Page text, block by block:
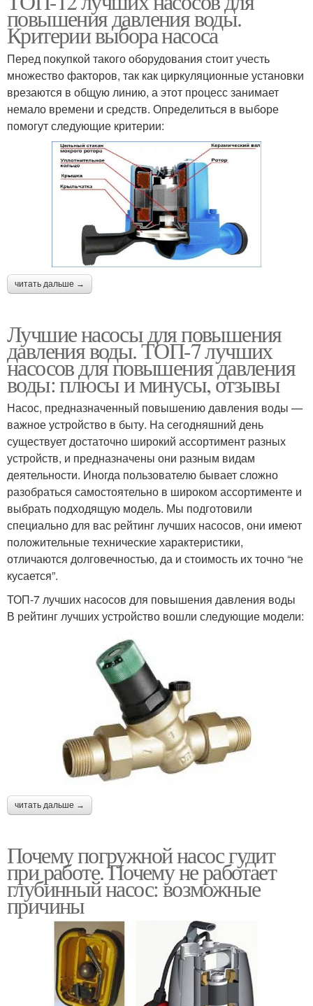
повышения давления воды.
Критерии выбора насоса
Перед покупкой такого оборудования стоит учесть
множество факторов, так как циркуляционные установки
врезаются в общую линию, а этот процесс занимает
немало времени и средств. Определиться в выборе
помогут следующие критерии:
читать дальше →
Лучшие насосы для повышения
давления воды. ТОП-7 лучших
насосов для повышения давления
воды: плюсы и минусы, отзывы
Насос, предназначенный повышению давления воды —
важное устройство в быту. На сегодняшний день
существует достаточно широкий ассортимент разных
устройств, и предназначены они разным видам
деятельности. Иногда пользователю бывает сложно
разобраться самостоятельно в широком ассортименте и
выбрать подходящую модель. Мы подготовили
специально для вас рейтинг лучших насосов, они имеют
положительные технические характеристики,
отличаются долговечностью, да и стоимость их точно “не
кусается”.
ТОП-7 лучших насосов для повышения давления воды
В рейтинг лучших устройство вошли следующие модели:
читать дальше →
Почему погружной насос гудит
при работе. Почему не работает
глубинный насос: возможные
причины